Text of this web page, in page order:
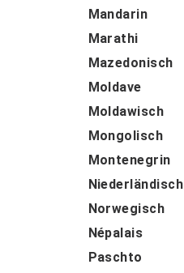
Mandarin
Marathi
Mazedonisch
Moldave
Moldawisch
Mongolisch
Montenegrin
Niederländisch
Norwegisch
Népalais
Paschto